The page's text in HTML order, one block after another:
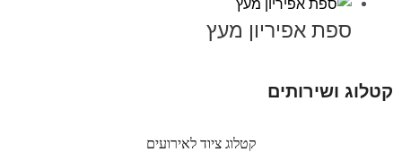
ספת אפיריון מעץ
קטלוג ושירותים
קטלוג ציוד לאירועים